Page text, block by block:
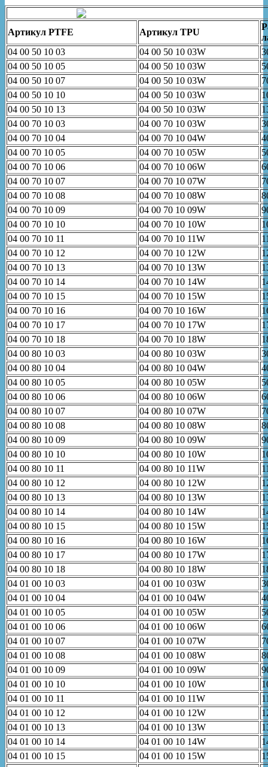
Артикул PTFE Артикул TPU
04 00 50 10 03
04 00 50 10 03W
04 00 50 10 05
04 00 50 10 03W
04 00 50 10 07
04 00 50 10 03W
04 00 50 10 10
04 00 50 10 03W
04 00 50 10 13
04 00 50 10 03W
04 00 70 10 03
04 00 70 10 03W
04 00 70 10 04
04 00 70 10 04W
04 00 70 10 05
04 00 70 10 05W
04 00 70 10 06
04 00 70 10 06W
04 00 70 10 07
04 00 70 10 07W
04 00 70 10 08
04 00 70 10 08W
04 00 70 10 09
04 00 70 10 09W
04 00 70 10 10
04 00 70 10 10W
04 00 70 10 11
04 00 70 10 11W
04 00 70 10 12
04 00 70 10 12W
04 00 70 10 13
04 00 70 10 13W
04 00 70 10 14
04 00 70 10 14W
04 00 70 10 15
04 00 70 10 15W
04 00 70 10 16
04 00 70 10 16W
04 00 70 10 17
04 00 70 10 17W
04 00 70 10 18
04 00 70 10 18W
04 00 80 10 03
04 00 80 10 03W
04 00 80 10 04
04 00 80 10 04W
04 00 80 10 05
04 00 80 10 05W
04 00 80 10 06
04 00 80 10 06W
04 00 80 10 07
04 00 80 10 07W
04 00 80 10 08
04 00 80 10 08W
04 00 80 10 09
04 00 80 10 09W
04 00 80 10 10
04 00 80 10 10W
04 00 80 10 11
04 00 80 10 11W
04 00 80 10 12
04 00 80 10 12W
04 00 80 10 13
04 00 80 10 13W
04 00 80 10 14
04 00 80 10 14W
04 00 80 10 15
04 00 80 10 15W
04 00 80 10 16
04 00 80 10 16W
04 00 80 10 17
04 00 80 10 17W
04 00 80 10 18
04 00 80 10 18W
04 01 00 10 03
04 01 00 10 03W
04 01 00 10 04
04 01 00 10 04W
04 01 00 10 05
04 01 00 10 05W
04 01 00 10 06
04 01 00 10 06W
04 01 00 10 07
04 01 00 10 07W
04 01 00 10 08
04 01 00 10 08W
04 01 00 10 09
04 01 00 10 09W
04 01 00 10 10
04 01 00 10 10W
04 01 00 10 11
04 01 00 10 11W
04 01 00 10 12
04 01 00 10 12W
04 01 00 10 13
04 01 00 10 13W
04 01 00 10 14
04 01 00 10 14W
04 01 00 10 15
04 01 00 10 15W